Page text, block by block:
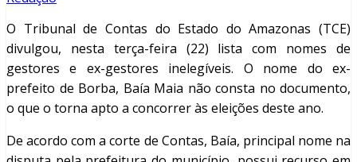
O Tribunal de Contas do Estado do Amazonas (TCE)
divulgou, nesta terça-feira (22) lista com nomes de
gestores e ex-gestores inelegíveis. O nome do ex-
prefeito de Borba, Baía Maia não consta no documento,
o que o torna apto a concorrer às eleições deste ano.
De acordo com a corte de Contas, Baía, principal nome na